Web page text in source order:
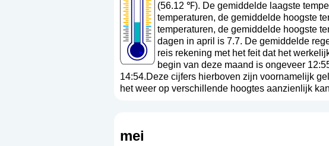
(56.12 ℉). De gemiddelde laagste
temperaturen, de gemiddelde hoogste
temperaturen, de gemiddelde hoogste
dagen in april is 7.7. De gemiddelde
reis rekening met het feit dat het
begin van deze maand is ongeveer
14:54.Deze cijfers hierboven zijn voornamelijk
het weer op verschillende hoogtes aanzienlijk
mei